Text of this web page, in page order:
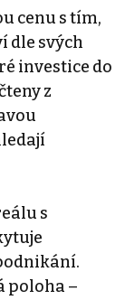
cenu s tím,
dle svých
investice do
z
s
poloha –